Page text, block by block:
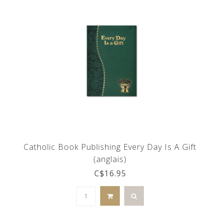
Catholic Book Publishing Every Day Is A Gift
(anglais)
C$16.95